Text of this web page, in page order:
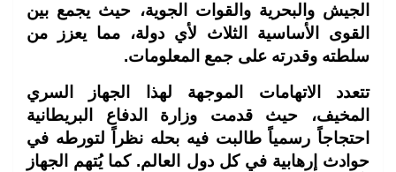
الجيش والبحرية والقوات الجوية، حيث يجمع بين
القوى الأساسية الثلاث لأي دولة، مما يعزز من
سلطته وقدرته على جمع المعلومات.
تتعدد الاتهامات الموجهة لهذا الجهاز السري
المخيف، حيث قدمت وزارة الدفاع البريطانية
احتجاجاً رسمياً طالبت فيه بحله نظراً لتورطه في
حوادث إرهابية في كل دول العالم. كما يُتهم الجهاز